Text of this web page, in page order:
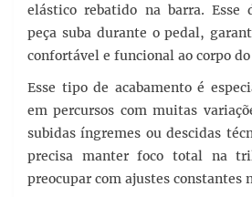
elástico rebatido na barra. Esse
peça suba durante o pedal,
confortável e funcional ao corpo
Esse tipo de acabamento é
em percursos com muitas
subidas íngremes ou descidas
precisa manter foco total na
preocupar com ajustes constantes